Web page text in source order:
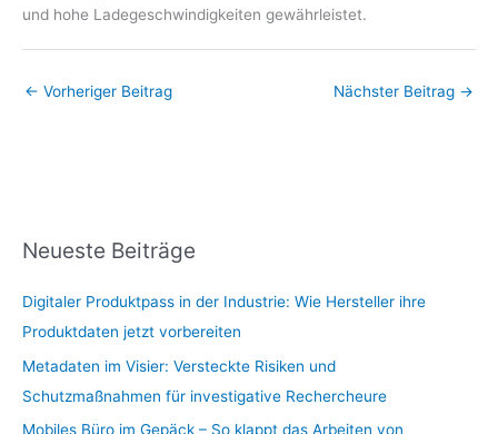
und hohe Ladegeschwindigkeiten gewährleistet.
← Vorheriger Beitrag Nächster Beitrag →
Neueste Beiträge
Digitaler Produktpass in der Industrie: Wie Hersteller ihre
Produktdaten jetzt vorbereiten
Metadaten im Visier: Versteckte Risiken und
Schutzmaßnahmen für investigative Rechercheure
Mobiles Büro im Gepäck – So klappt das Arbeiten von